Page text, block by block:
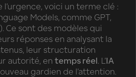
voici un terme clé :
Models, comme GPT,
Ce sont des modèles qui
réponses en analysant la
leur structuration
autorité, en temps réel. L’IA
gardien de l’attention.